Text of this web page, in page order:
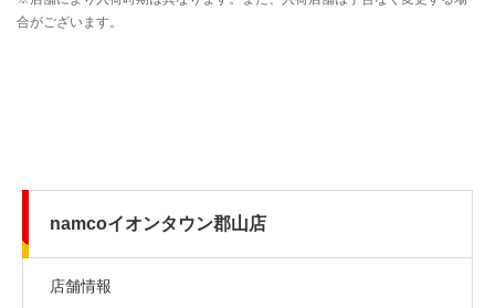
namcoイオンタウン郡山店
店舗情報